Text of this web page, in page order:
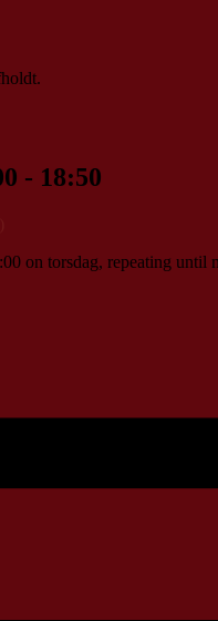
- 18:50
on torsdag, repeating until